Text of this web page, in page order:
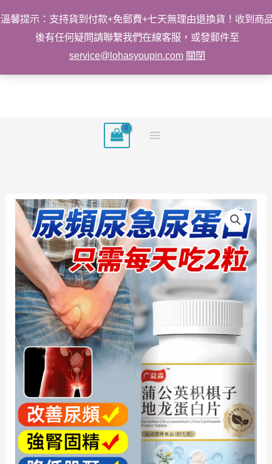
溫馨提示：支持貨到付款+免郵費+七天無理由退換貨！收到商
後有任何疑問請聯繫我們在線客服，或發郵件至
service@lohasyoupin.com 關閉